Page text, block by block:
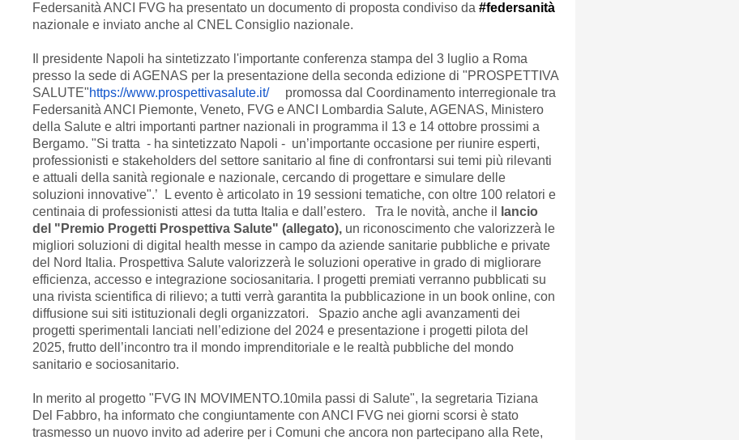
Federsanità ANCI FVG ha presentato un documento di proposta condiviso da #federsanità
nazionale e inviato anche al CNEL Consiglio nazionale.
Il presidente Napoli ha sintetizzato l'importante conferenza stampa del 3 luglio a Roma
presso la sede di AGENAS per la presentazione della seconda edizione di "PROSPETTIVA
SALUTE"https://www.prospettivasalute.it/promossa dal Coordinamento interregionale tra
Federsanità ANCI Piemonte, Veneto, FVG e ANCI Lombardia Salute, AGENAS, Ministero
della Salute e altri importanti partner nazionali in programma il 13 e 14 ottobre prossimi a
Bergamo. "Si tratta - ha sintetizzato Napoli - un’importante occasione per riunire esperti,
professionisti e stakeholders del settore sanitario al fine di confrontarsi sui temi più rilevanti
e attuali della sanità regionale e nazionale, cercando di progettare e simulare delle
soluzioni innovative".’ L evento è articolato in 19 sessioni tematiche, con oltre 100 relatori e
centinaia di professionisti attesi da tutta Italia e dall’estero. Tra le novità, anche il
lancio
del "Premio Progetti Prospettiva Salute" (allegato), un riconoscimento che valorizzerà le
migliori soluzioni di digital health messe in campo da aziende sanitarie pubbliche e private
del Nord Italia. Prospettiva Salute valorizzerà le soluzioni operative in grado di migliorare
efficienza, accesso e integrazione sociosanitaria. I progetti premiati verranno pubblicati su
una rivista scientifica di rilievo; a tutti verrà garantita la pubblicazione in un book online, con
diffusione sui siti istituzionali degli organizzatori. Spazio anche agli avanzamenti dei
progetti sperimentali lanciati nell’edizione del 2024 e presentazione i progetti pilota del
2025, frutto dell’incontro tra il mondo imprenditoriale e le realtà pubbliche del mondo
sanitario e sociosanitario.
In merito al progetto "FVG IN MOVIMENTO.10mila passi di Salute", la segretaria Tiziana
Del Fabbro, ha informato che congiuntamente con ANCI FVG nei giorni scorsi è stato
trasmesso un nuovo invito ad aderire per i Comuni che ancora non partecipano alla Rete,